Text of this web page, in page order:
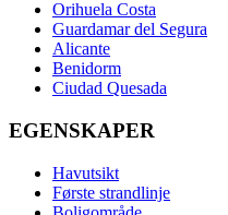
Orihuela Costa
Guardamar del Segura
Alicante
Benidorm
Ciudad Quesada
EGENSKAPER
Havutsikt
Første strandlinje